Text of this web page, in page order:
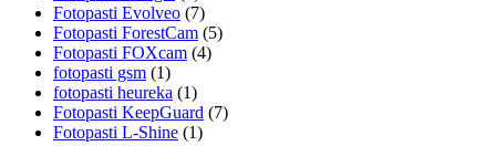
Fotopasti Evolveo (7)
Fotopasti ForestCam (5)
Fotopasti FOXcam (4)
fotopasti gsm (1)
fotopasti heureka (1)
Fotopasti KeepGuard (7)
Fotopasti L-Shine (1)